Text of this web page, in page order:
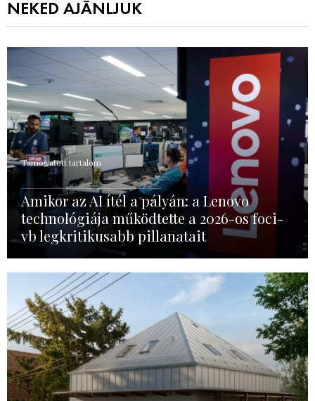
NEKED AJÁNLJUK
Támogatott tartalom
Amikor az AI ítél a pályán: a Lenovo
technológiája működtette a 2026-os foci-
vb legkritikusabb pillanatait